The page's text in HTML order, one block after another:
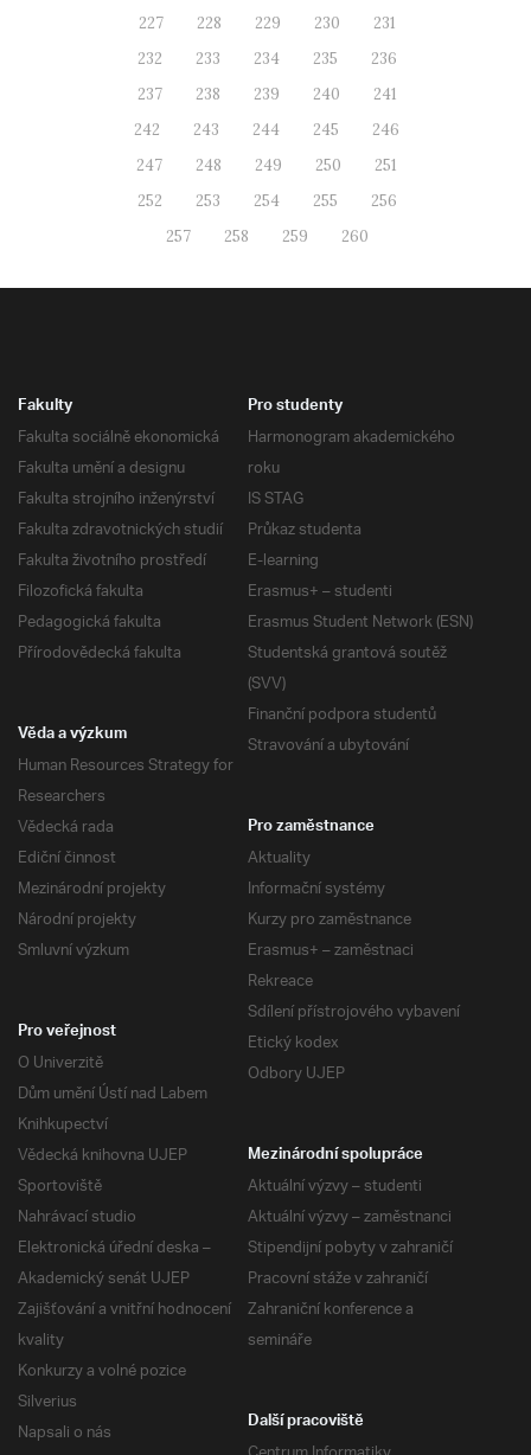
227
228 229 230
231
232
233 234 235
236
237
238 239 240
241
242
243 244 245
246
247
248 249 250
251
252
253 254 255
256
257
258 259 260
Fakulty
Fakulta sociálně ekonomická
Fakulta umění a designu
Fakulta strojního inženýrství
Fakulta zdravotnických studií
Fakulta životního prostředí
Filozofická fakulta
Pedagogická fakulta
Přírodovědecká fakulta
Pro studenty
Harmonogram akademického
roku
IS STAG
Průkaz studenta
E-learning
Erasmus+ – studenti
Erasmus Student Network (ESN)
Studentská grantová soutěž
(SVV)
Finanční podpora studentů
Stravování a ubytování
Věda a výzkum
Human Resources Strategy for
Researchers
Vědecká rada
Ediční činnost
Mezinárodní projekty
Národní projekty
Smluvní výzkum
Pro zaměstnance
Aktuality
Informační systémy
Kurzy pro zaměstnance
Erasmus+ – zaměstnaci
Rekreace
Sdílení přístrojového vybavení
Etický kodex
Odbory UJEP
Pro veřejnost
O Univerzitě
Dům umění Ústí nad Labem
Knihkupectví
Vědecká knihovna UJEP
Sportoviště
Nahrávací studio
Elektronická úřední deska –
Akademický senát UJEP
Zajišťování a vnitřní hodnocení
kvality
Konkurzy a volné pozice
Silverius
Napsali o nás
Mezinárodní spolupráce
Aktuální výzvy – studenti
Aktuální výzvy – zaměstnanci
Stipendijní pobyty v zahraničí
Pracovní stáže v zahraničí
Zahraniční konference a
semináře
Další pracoviště